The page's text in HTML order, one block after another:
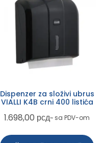
Dispenzer za složivi ubrus
VIALLI K4B crni 400 listića
1.698,00 рсд~ sa PDV-om